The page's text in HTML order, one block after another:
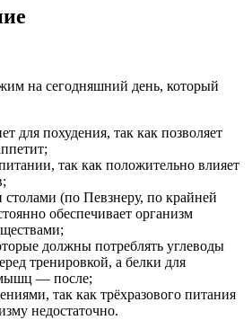
на сегодняшний день, который
для похудения, так как позволяет
так как положительно влияет
(по Певзнеру, по крайней
обеспечивает организм
должны потреблять углеводы
тренировкой, а белки для
— после;
так как трёхразового питания
недостаточно.